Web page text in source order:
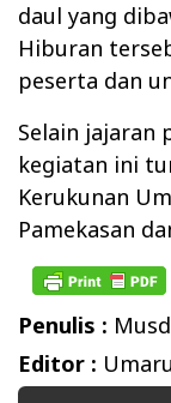
daul yang
Hiburan
peserta dan
Selain jajaran
kegiatan ini
Kerukunan
Pamekasan
Penulis :
Editor :